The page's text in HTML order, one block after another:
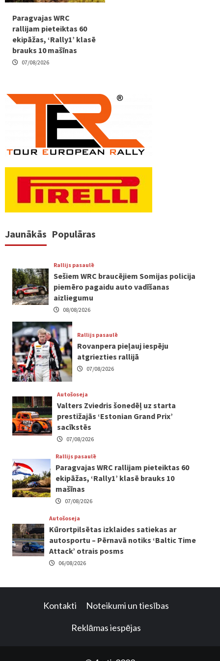
Paragvajas WRC
rallijam pieteiktas 60
ekipāžas, ‘Rally1’ klasē
brauks 10 mašīnas
07/08/2026
Jaunākās Populāras
Rallijs pasaulē
Sešiem WRC braucējiem Somijas policija
piemēro pagaidu auto vadīšanas
aizliegumu
08/08/2026
Rallijs pasaulē
Rovanpera pieļauj iespēju
atgriezties rallijā
07/08/2026
Autošoseja
Valters Zviedris šonedēļ uz starta
prestižajās ‘Estonian Grand Prix’
sacīkstēs
07/08/2026
Rallijs pasaulē
Paragvajas WRC rallijam pieteiktas 60
ekipāžas, ‘Rally1’ klasē brauks 10
mašīnas
07/08/2026
Autošoseja
Kūrortpilsētas izklaides satiekas ar
autosportu – Pērnavā notiks ‘Baltic Time
Attack’ otrais posms
06/08/2026
Kontakti Noteikumi un tiesības
Reklāmas iespējas